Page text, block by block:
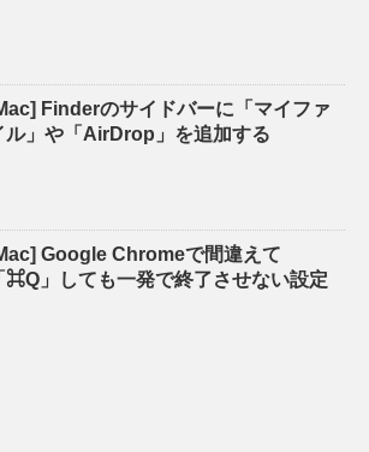
Finderのサイドバーに「マイファ
ル」や「AirDrop」を追加する
Google Chromeで間違えて
⌘Q」しても一発で終了させない設定